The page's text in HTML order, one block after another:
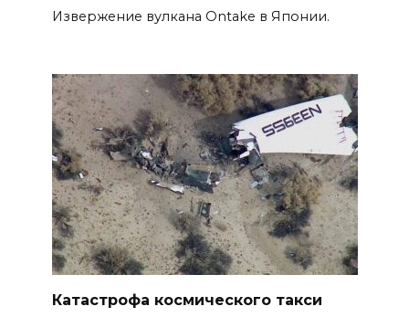
Извержение вулкана Ontake в Японии.
Катастрофа космического такси